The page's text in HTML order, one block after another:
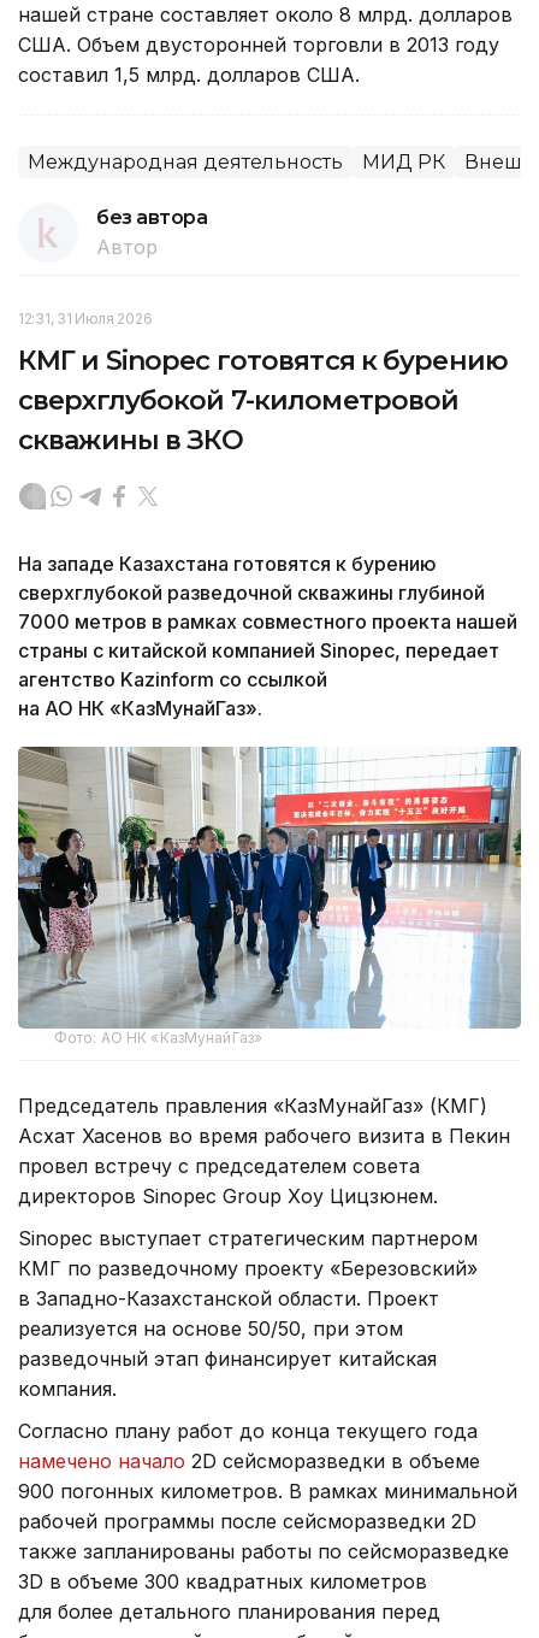
нашей стране составляет около 8 млрд. долларов
США. Объем двусторонней торговли в 2013 году
составил 1,5 млрд. долларов США.
Международная деятельность МИД РК
без автора
Автор
12:31, 31 Июля 2026
КМГ и Sinopec готовятся к бурению
сверхглубокой 7-километровой
скважины в ЗКО
На западе Казахстана готовятся к бурению
сверхглубокой разведочной скважины глубиной
7000 метров в рамках совместного проекта нашей
страны с китайской компанией Sinopec, передает
агентство Kazinform со ссылкой
на АО НК «КазМунайГаз».
Фото: АО НК «КазМунайГаз»
Председатель правления «КазМунайГаз» (КМГ)
Асхат Хасенов во время рабочего визита в Пекин
провел встречу с председателем совета
директоров Sinopec Group Хоу Цицзюнем.
Sinopec выступает стратегическим партнером
КМГ по разведочному проекту «Березовский»
в Западно-Казахстанской области. Проект
реализуется на основе 50/50, при этом
разведочный этап финансирует китайская
компания.
Согласно плану работ до конца текущего года
намечено начало 2D сейсморазведки в объеме
900 погонных километров. В рамках минимальной
рабочей программы после сейсморазведки 2D
также запланированы работы по сейсморазведке
3D в объеме 300 квадратных километров
для более детального планирования перед